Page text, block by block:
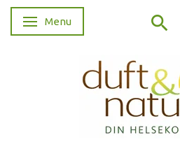
Skifte navigation
Menu